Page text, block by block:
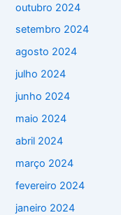
outubro 2024
setembro 2024
agosto 2024
julho 2024
junho 2024
maio 2024
abril 2024
março 2024
fevereiro 2024
janeiro 2024